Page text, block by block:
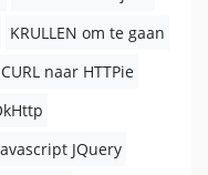
KRULLEN om te gaan
CURL naar HTTPie
JQuery